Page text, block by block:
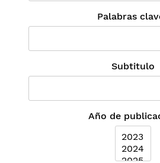
Palabras
Subtitulo
Año de